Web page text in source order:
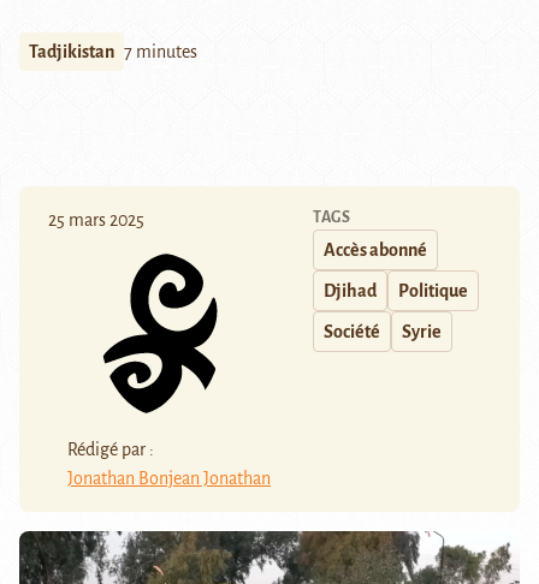
Tadjikistan 7 minutes
25 mars 2025
Rédigé par :
Jonathan Bonjean Jonathan
TAGS
Accès abonné
Djihad Politique
Société Syrie